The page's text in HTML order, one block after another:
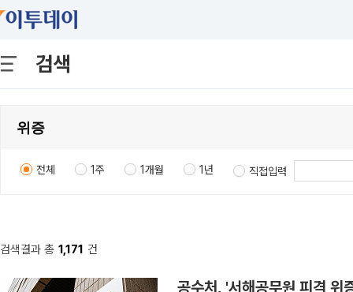
검색
전체 1주 1개월 1년 직접입력
검색결과 총 1,171 건
공수처, '서해공무원 피격 위